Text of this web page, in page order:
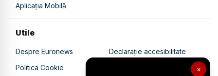
×
Aplicația Mobilă
Utile
Despre Euronews
Declarație accesibilitate
Politica Cookie
Politica de confidențialitate